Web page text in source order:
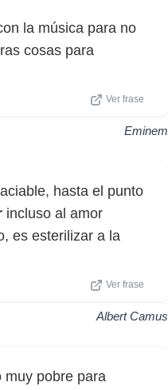
la música para no
cosas para
Ver frase
Eminem
hasta el punto
incluso al amor
es esterilizar a la
Ver frase
Albert Camus
muy pobre para